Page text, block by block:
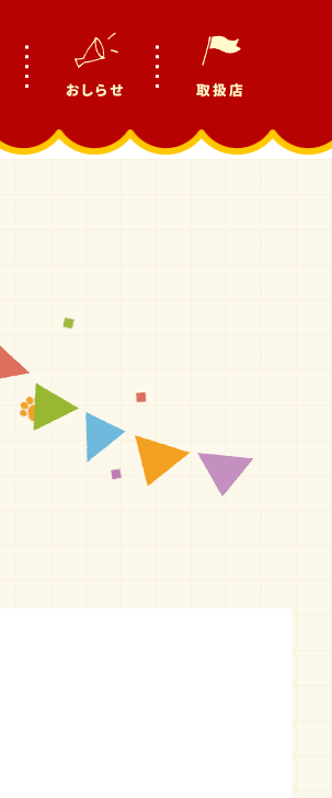
おしらせ 取扱店